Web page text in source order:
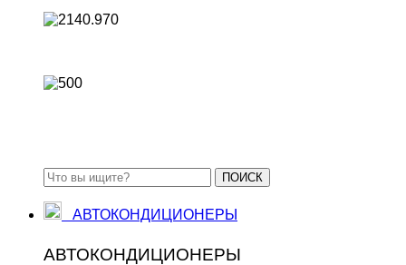
ПОИСК
АВТОКОНДИЦИОНЕРЫ
АВТОКОНДИЦИОНЕРЫ